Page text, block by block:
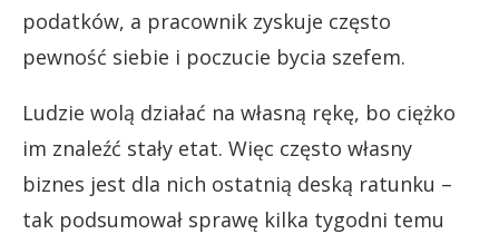
podatków, a pracownik zyskuje często
pewność siebie i poczucie bycia szefem.
Ludzie wolą działać na własną rękę, bo ciężko
im znaleźć stały etat. Więc często własny
biznes jest dla nich ostatnią deską ratunku –
tak podsumował sprawę kilka tygodni temu